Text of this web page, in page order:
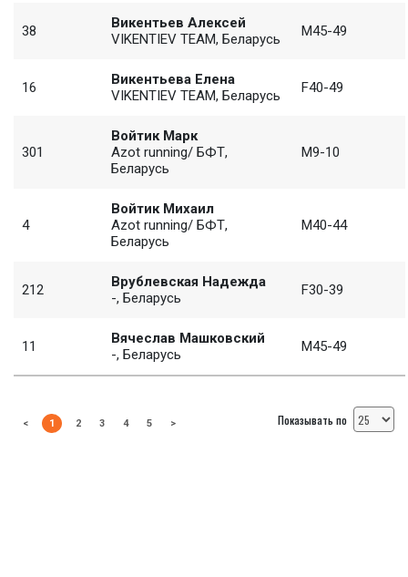
Показывать по
38
Викентьев Алексей
VIKENTIEV TEAM, Беларусь
M45-49
16
Викентьева Елена
VIKENTIEV TEAM, Беларусь
F40-49
301
Войтик Марк
Azot running/ БФТ,
Беларусь
M9-10
4
Войтик Михаил
Azot running/ БФТ,
Беларусь
M40-44
212
Врублевская Надежда
-, Беларусь
F30-39
11
Вячеслав Машковский
-, Беларусь
M45-49
< 1 2 3 4 5 >